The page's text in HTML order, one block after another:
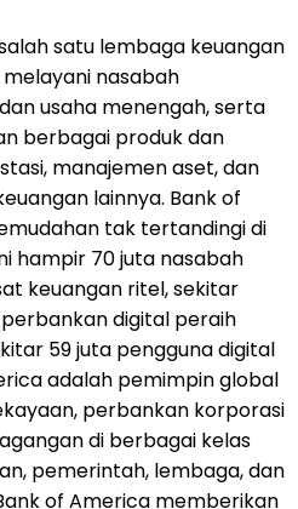
satu lembaga keuangan
nasabah
usaha menengah, serta
berbagai produk dan
manajemen aset, dan
lainnya. Bank of
tak tertandingi di
hampir 70 juta nasabah
keuangan ritel, sekitar
perbankan digital peraih
59 juta pengguna digital
adalah pemimpin global
perbankan korporasi
di berbagai kelas
pemerintah, lembaga, dan
of America memberikan